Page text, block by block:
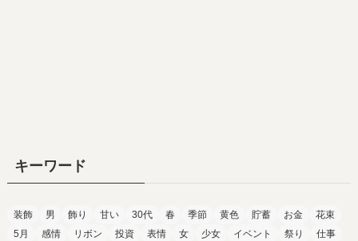
キーワード
装飾 男 飾り 甘い 30代 春 季節 黄色 貯蓄 お金
花束
5月
感情 リボン 投資 表情 女 少女 イベント 祭り
仕事